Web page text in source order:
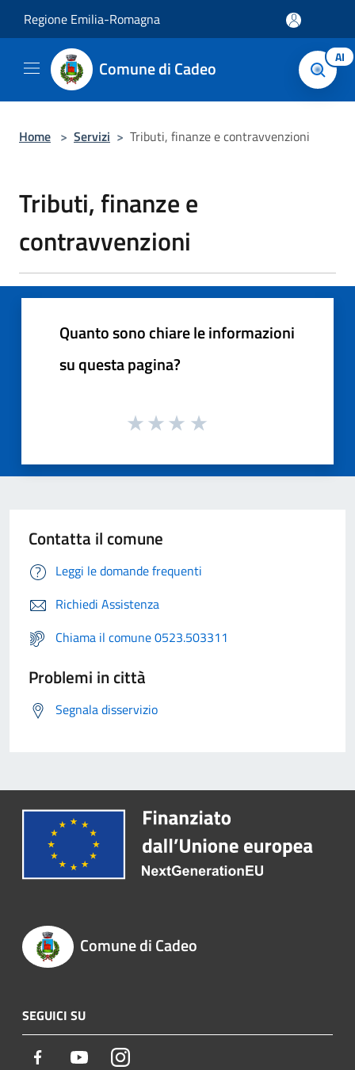
Regione Emilia-Romagna
Comune di Cadeo AI
Home > Servizi > Tributi, finanze e contravvenzioni
Tributi, finanze e
contravvenzioni
Quanto sono chiare le informazioni
su questa pagina?
Contatta il comune
Leggi le domande frequenti
Richiedi Assistenza
Chiama il comune 0523.503311
Problemi in città
Segnala disservizio
Comune di Cadeo
SEGUICI SU
Facebook YoutubeInstagram